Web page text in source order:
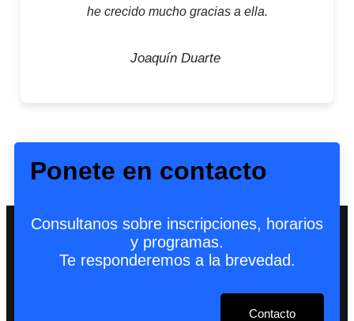
he crecido mucho gracias a ella.
Joaquín Duarte
Ponete en contacto
Consultanos sobre inscripciones, horarios
y programas.
Te responderemos a la brevedad.
Contacto